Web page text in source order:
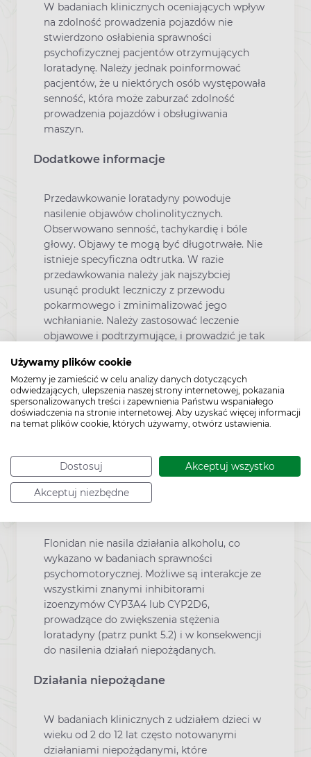
Używamy plików cookie
Możemy je zamieścić w celu analizy danych dotyczących
odwiedzających, ulepszenia naszej strony internetowej, pokazania
spersonalizowanych treści i zapewnienia Państwu wspaniałego
doświadczenia na stronie internetowej. Aby uzyskać więcej informacji
na temat plików cookie, których używamy, otwórz ustawienia.
Dostosuj Akceptuj wszystko
Akceptuj niezbędne
W badaniach klinicznych oceniających wpływ
na zdolność prowadzenia pojazdów nie
stwierdzono osłabienia sprawności
psychofizycznej pacjentów otrzymujących
loratadynę. Należy jednak poinformować
pacjentów, że u niektórych osób występowała
senność, która może zaburzać zdolność
prowadzenia pojazdów i obsługiwania
maszyn.
Dodatkowe informacje
Przedawkowanie loratadyny powoduje
nasilenie objawów cholinolitycznych.
Obserwowano senność, tachykardię i bóle
głowy. Objawy te mogą być długotrwałe. Nie
istnieje specyficzna odtrutka. W razie
przedawkowania należy jak najszybciej
usunąć produkt leczniczy z przewodu
pokarmowego i zminimalizować jego
wchłanianie. Należy zastosować leczenie
objawowe i podtrzymujące, i prowadzić je tak
próbę podania węgla aktywowanego w
postaci zawiesiny z wodą. Można rozważyć
płukanie żołądka. Loratadyna nie jest usuwana
z organizmu metodą hemodializy, a
skuteczność dializy otrzewnowej nie jest
doraźnego należy w dalszym ciągu
kontrolować stan pacjenta.
Interakcje z innymi lekami
Flonidan nie nasila działania alkoholu, co
wykazano w badaniach sprawności
psychomotorycznej. Możliwe są interakcje ze
wszystkimi znanymi inhibitorami
izoenzymów CYP3A4 lub CYP2D6,
prowadzące do zwiększenia stężenia
loratadyny (patrz punkt 5.2) i w konsekwencji
do nasilenia działań niepożądanych.
Działania niepożądane
W badaniach klinicznych z udziałem dzieci w
wieku od 2 do 12 lat często notowanymi
działaniami niepożądanymi, które